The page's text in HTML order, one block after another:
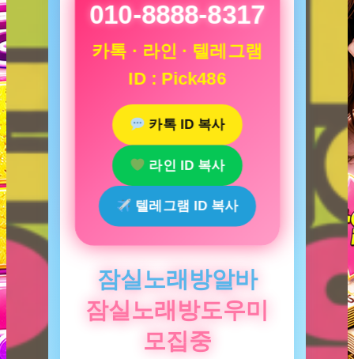
010-8888-8317
카톡 · 라인 · 텔레그램
ID : Pick486
카톡 ID 복사
라인 ID 복사
텔레그램 ID 복사
잠실노래방알바
잠실노래방도우미
모집중